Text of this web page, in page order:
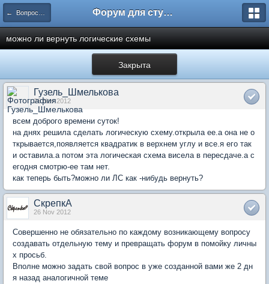
← Вопросы и ответы Форум для студента СГА
можно ли вернуть логические схемы
Закрыта
Гузель_Шмелькова
26 Nov 2012
всем доброго времени суток!
на днях решила сделать логическую схему.открыла ее.а она не о
ткрывается,появляется квадратик в верхнем углу и все.я его так
и оставила.а потом эта логическая схема висела в пересдаче.а с
егодня смотрю-ее там нет.
как теперь быть?можно ли ЛС как -нибудь вернуть?
СкрепкА
26 Nov 2012
Совершенно не обязательно по каждому возникающему вопросу
создавать отдельную тему и превращать форум в помойку личны
х просьб.
Вполне можно задать свой вопрос в уже созданной вами же 2 дн
я назад аналогичной теме